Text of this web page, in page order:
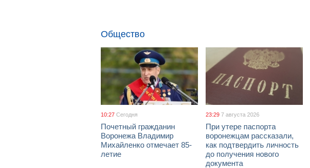
Общество
10:27 Сегодня
Почетный гражданин
Воронежа Владимир
Михайленко отмечает 85-
летие
23:29 7 августа 2026
При утере паспорта
воронежцам рассказали,
как подтвердить личность
до получения нового
документа